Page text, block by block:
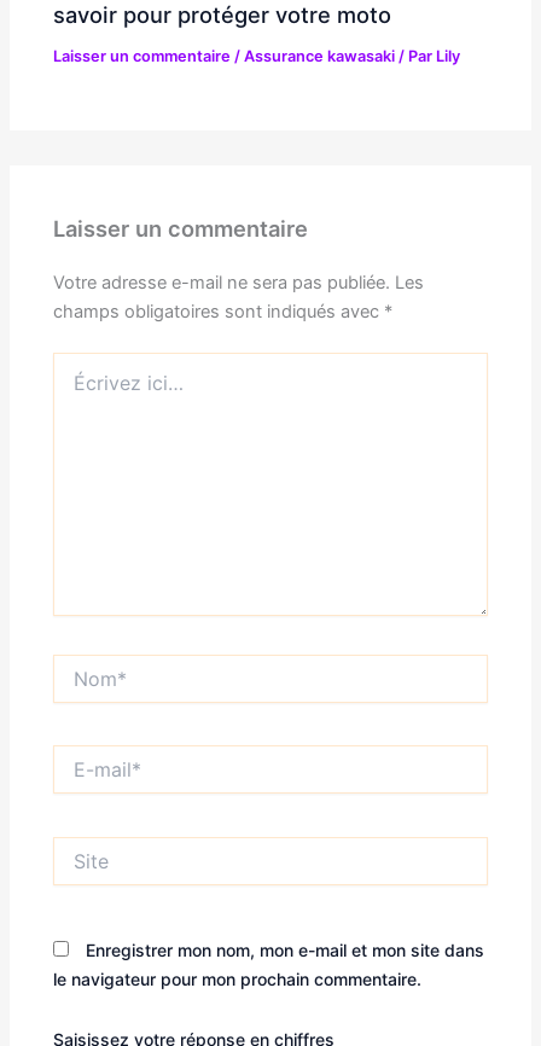
savoir pour protéger votre moto
Laisser un commentaire /Assurance kawasaki / Par Lily
Laisser un commentaire
Votre adresse e-mail ne sera pas publiée. Les
champs obligatoires sont indiqués avec *
ici…
mail*
Enregistrer mon nom, mon e-mail et mon site dans
le navigateur pour mon prochain commentaire.
Saisissez votre réponse en chiffres